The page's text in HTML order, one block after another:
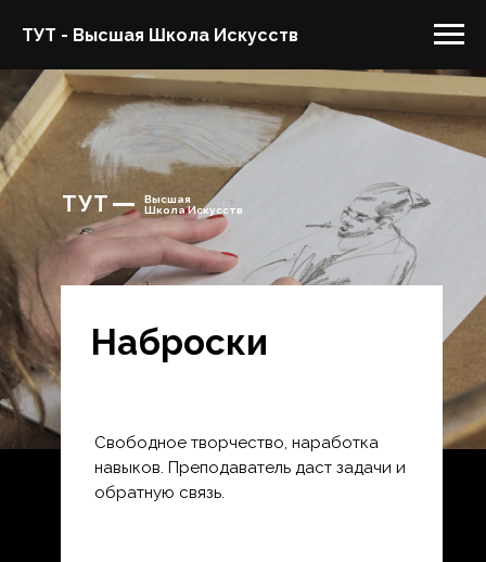
ТУТ - Высшая Школа Искусств
Высшая
Школа Искусств
ТУТ
Наброски
Свободное творчество, наработка
навыков. Преподаватель даст задачи и
обратную связь.